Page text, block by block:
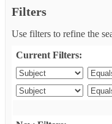
Filters
Use filters to refine the
Current Filters: